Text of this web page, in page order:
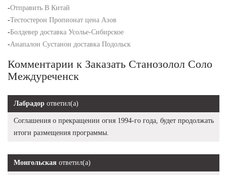
-Отправить В Китай
-Тестостерон Пропионат цена Азов
-Болдевер доставка Усолье-Сибирское
-Анапалон Сустанон доставка Подольск
Комментарии к Заказать Станозолол Соло
Междуреченск
Лабрадор ответил(а)
Соглашения о прекращении огня 1994-го года, будет продолжать
итоги размещения программы.
Монгольская ответил(а)